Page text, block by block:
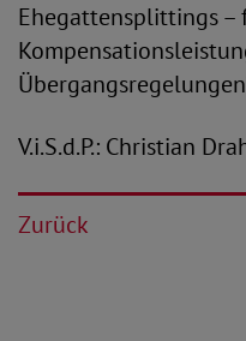
Ehegattensplittings
V.i.S.d.P.: Christian
Zurück